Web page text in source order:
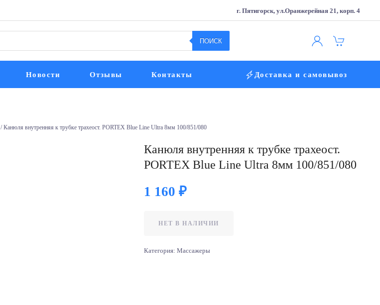
г. Пятигорск, ул.Оранжерейная 21, корп. 4
ПОИСК
Новости Отзывы Контакты Доставка и самовывоз
/ Канюля внутренняя к трубке трахеост. PORTEX Blue Line Ultra 8мм 100/851/080
Канюля внутренняя к трубке трахеост.
PORTEX Blue Line Ultra 8мм 100/851/080
1 160 ₽
НЕТ В НАЛИЧИИ
Категория: Массажеры